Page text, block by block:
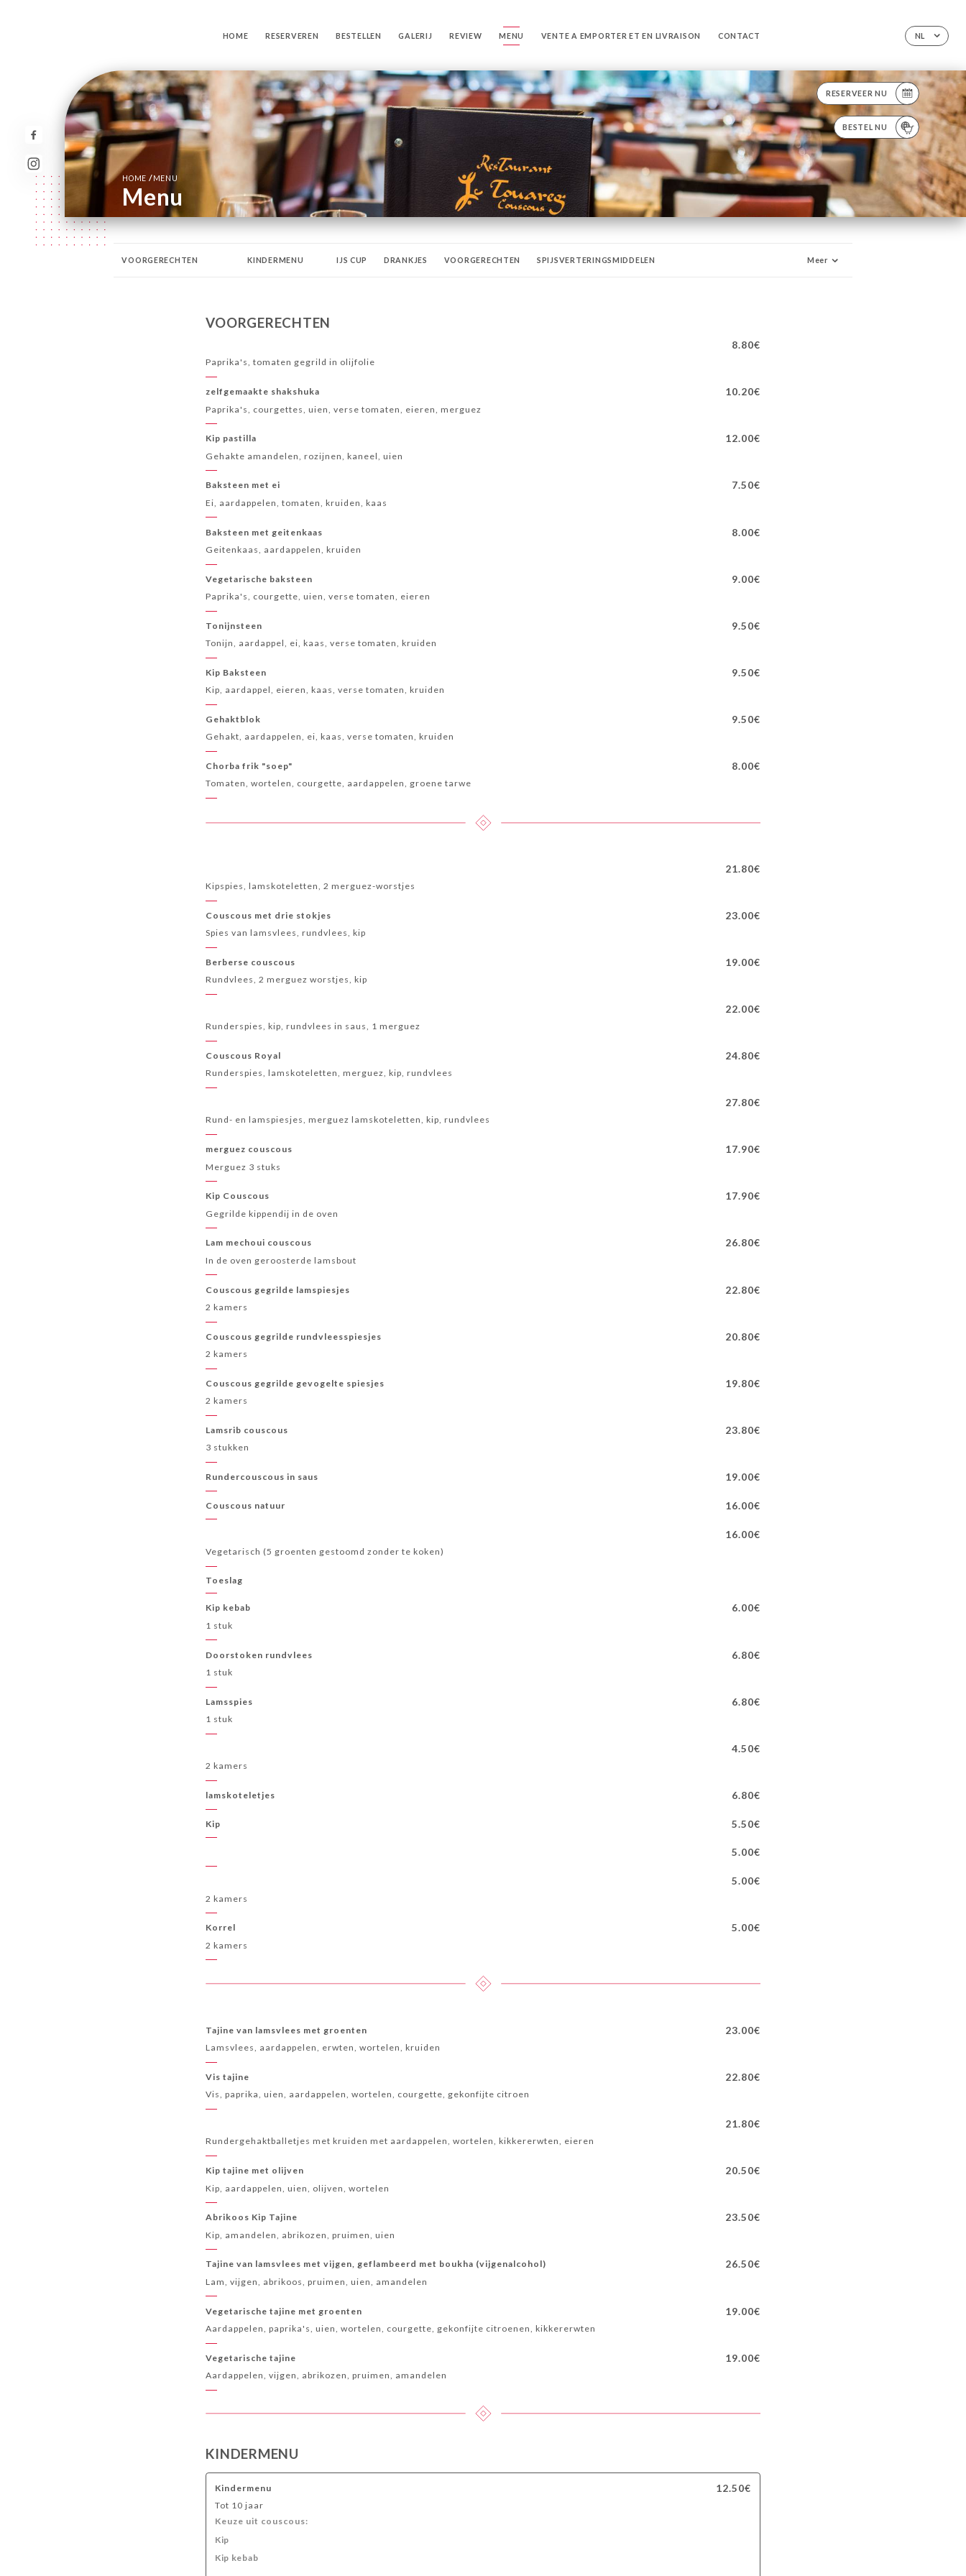
NL
HOME RESERVEREN BESTELLEN GALERIJ REVIEW MENU VENTE A EMPORTER ET EN LIVRAISON CONTACT
RESERVEER NU
BESTEL NU
HOME / MENU
Menu
VOORGERECHTEN KINDERMENU IJS CUP DRANKJES VOORGERECHTEN SPIJSVERTERINGSMIDDELEN Meer
VOORGERECHTEN
8.80€
Paprika's, tomaten gegrild in olijfolie
zelfgemaakte shakshuka 10.20€
Paprika's, courgettes, uien, verse tomaten, eieren, merguez
Kip pastilla 12.00€
Gehakte amandelen, rozijnen, kaneel, uien
Baksteen met ei 7.50€
Ei, aardappelen, tomaten, kruiden, kaas
Baksteen met geitenkaas 8.00€
Geitenkaas, aardappelen, kruiden
Vegetarische baksteen 9.00€
Paprika's, courgette, uien, verse tomaten, eieren
Tonijnsteen 9.50€
Tonijn, aardappel, ei, kaas, verse tomaten, kruiden
Kip Baksteen 9.50€
Kip, aardappel, eieren, kaas, verse tomaten, kruiden
Gehaktblok 9.50€
Gehakt, aardappelen, ei, kaas, verse tomaten, kruiden
Chorba frik "soep" 8.00€
Tomaten, wortelen, courgette, aardappelen, groene tarwe
21.80€
Kipspies, lamskoteletten, 2 merguez-worstjes
Couscous met drie stokjes 23.00€
Spies van lamsvlees, rundvlees, kip
Berberse couscous 19.00€
Rundvlees, 2 merguez worstjes, kip
22.00€
Runderspies, kip, rundvlees in saus, 1 merguez
Couscous Royal 24.80€
Runderspies, lamskoteletten, merguez, kip, rundvlees
27.80€
Rund- en lamspiesjes, merguez lamskoteletten, kip, rundvlees
merguez couscous 17.90€
Merguez 3 stuks
Kip Couscous 17.90€
Gegrilde kippendij in de oven
Lam mechoui couscous 26.80€
In de oven geroosterde lamsbout
Couscous gegrilde lamspiesjes 22.80€
2 kamers
Couscous gegrilde rundvleesspiesjes 20.80€
2 kamers
Couscous gegrilde gevogelte spiesjes 19.80€
2 kamers
Lamsrib couscous 23.80€
3 stukken
Rundercouscous in saus 19.00€
Couscous natuur 16.00€
16.00€
Vegetarisch (5 groenten gestoomd zonder te koken)
Toeslag
Kip kebab 6.00€
1 stuk
Doorstoken rundvlees 6.80€
1 stuk
Lamsspies 6.80€
1 stuk
4.50€
2 kamers
lamskoteletjes 6.80€
Kip 5.50€
5.00€
5.00€
2 kamers
Korrel 5.00€
2 kamers
Tajine van lamsvlees met groenten 23.00€
Lamsvlees, aardappelen, erwten, wortelen, kruiden
Vis tajine 22.80€
Vis, paprika, uien, aardappelen, wortelen, courgette, gekonfijte citroen
21.80€
Rundergehaktballetjes met kruiden met aardappelen, wortelen, kikkererwten, eieren
Kip tajine met olijven 20.50€
Kip, aardappelen, uien, olijven, wortelen
Abrikoos Kip Tajine 23.50€
Kip, amandelen, abrikozen, pruimen, uien
Tajine van lamsvlees met vijgen, geflambeerd met boukha (vijgenalcohol) 26.50€
Lam, vijgen, abrikoos, pruimen, uien, amandelen
Vegetarische tajine met groenten 19.00€
Aardappelen, paprika's, uien, wortelen, courgette, gekonfijte citroenen, kikkererwten
Vegetarische tajine 19.00€
Aardappelen, vijgen, abrikozen, pruimen, amandelen
KINDERMENU
Kindermenu 12.50€
Tot 10 jaar
Keuze uit couscous:
Kip
Kip kebab